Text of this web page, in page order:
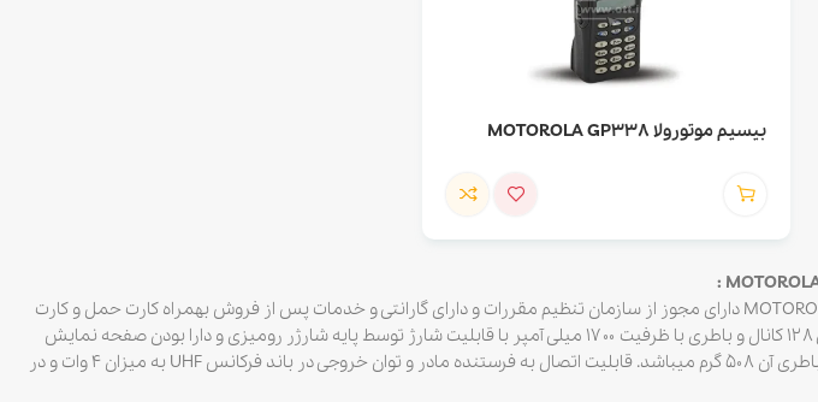
بیسیم موتورولا MOTOROLA GP338
موتورولا MOTOROLA GP338 , GP338 Plus دارای مجوز از سازمان تنظیم مقررات و دارای گارانتی و خدمات پس از فروش بهمراه کارت حمل و کارت
گارانتی میباشد. از دیگر امکانات بیسیم واکی تاکی دارای ۱۲۸ کانال و باطری با ظرفیت ۱۷۰۰ میلی آمپر با قابلیت شارژ توسط پایه شارژر رومیزی و دارا بودن صفحه نمایش
LCD است. دارای استاندارد IP55 و وزن دستگاه بهمراه باطری آن ۵۰۸ گرم میباشد. قابلیت اتصال به فرستنده مادر و توان خروجی در باند فرکانس UHF به میزان ۴ وات و در